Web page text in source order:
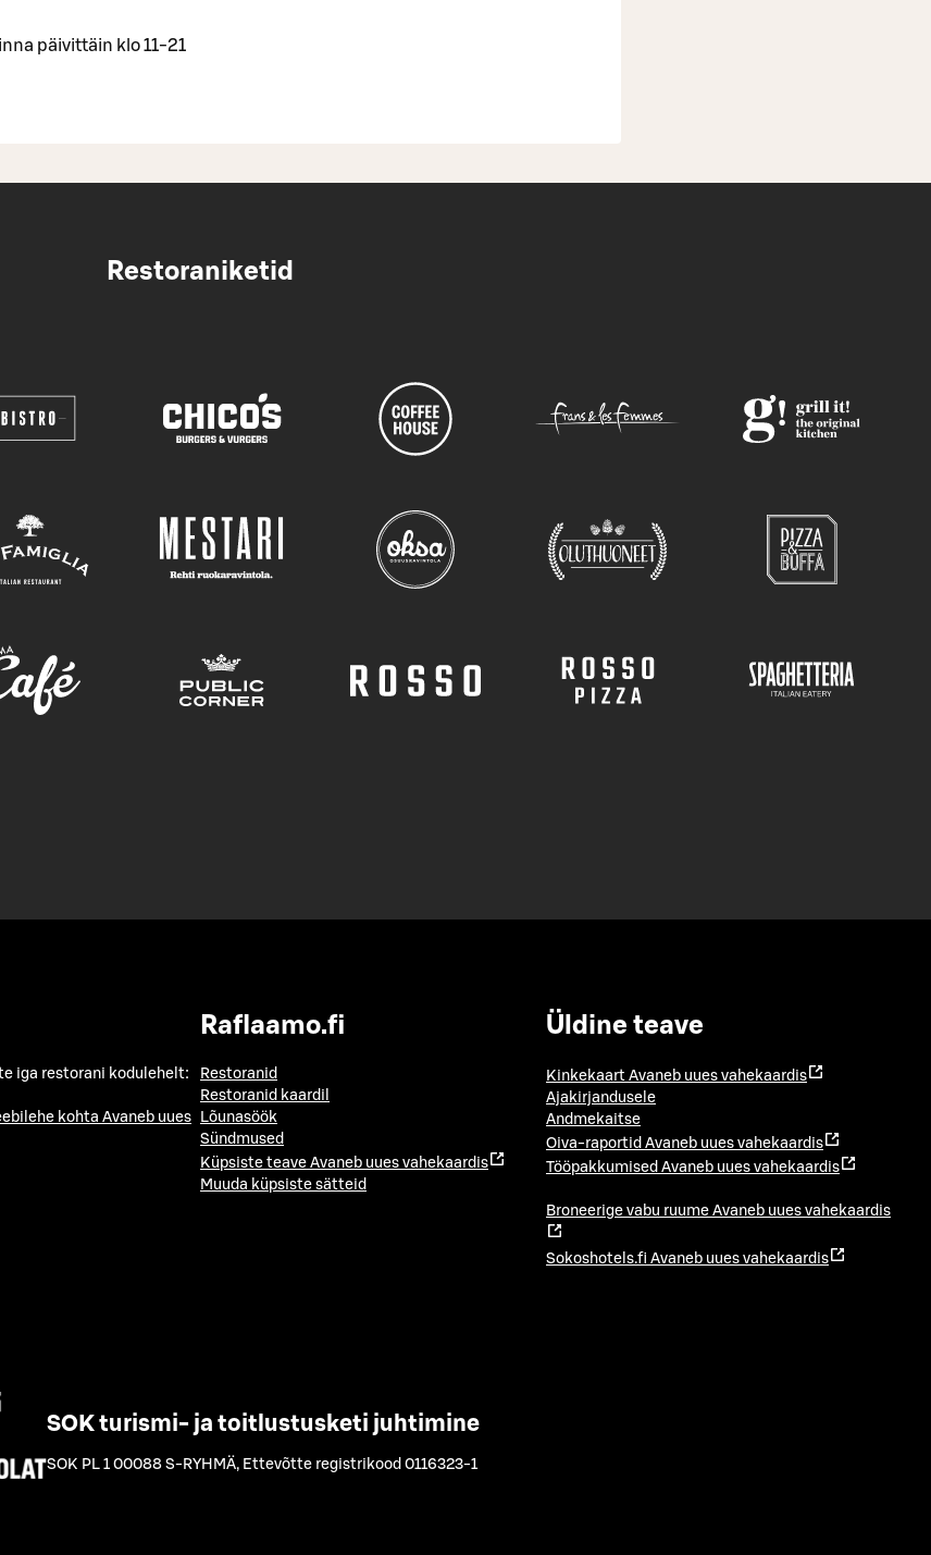
päivittäin klo 11-21
Restoraniketid
iga restorani kodulehelt:
kohta Avaneb uues
Raflaamo.fi
Restoranid
Restoranid kaardil
Lõunasöök
Sündmused
Küpsiste teave Avaneb uues vahekaardis
Muuda küpsiste sätteid
Üldine teave
Kinkekaart Avaneb uues vahekaardis
Ajakirjandusele
Andmekaitse
Oiva-raportid Avaneb uues vahekaardis
Tööpakkumised Avaneb uues vahekaardis
Broneerige vabu ruume Avaneb uues vahekaardis
Sokoshotels.fi Avaneb uues vahekaardis
SOK turismi- ja toitlustusketi juhtimine
SOK PL 1 00088 S-RYHMÄ, Ettevõtte registrikood 0116323-1